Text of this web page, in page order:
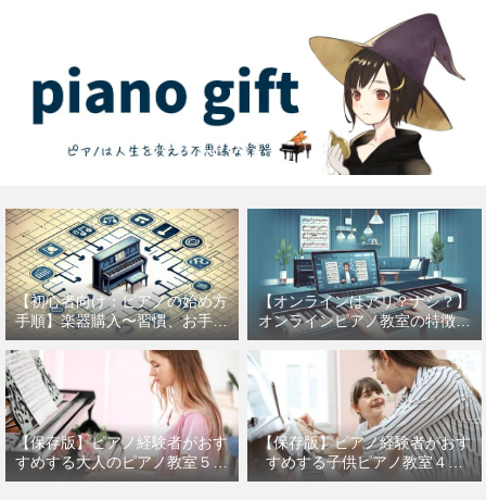
【初心者向け：ピアノの始め方
手順】楽器購入〜習慣、お手入
れなどを紹介
【オンラインはアリ？ナシ？】
オンラインピアノ教室の特徴を
徹底解説【音楽の才能は自宅で
輝く】
【保存版】ピアノ経験者がおす
すめする大人のピアノ教室５選
【年齢は関係ない】
【保存版】ピアノ経験者がおす
すめする子供ピアノ教室４選
【マンツーマン、アップライト